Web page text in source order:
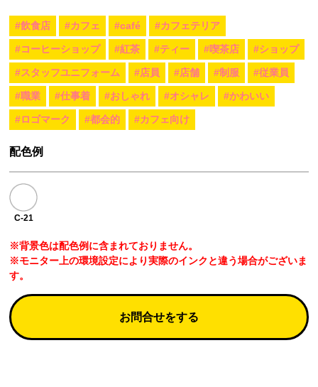
#飲食店 #カフェ #café #カフェテリア
#コーヒーショップ #紅茶 #ティー #喫茶店 #ショップ
#スタッフユニフォーム #店員 #店舗 #制服 #従業員
#職業 #仕事着 #おしゃれ #オシャレ #かわいい
#ロゴマーク #都会的 #カフェ向け
配色例
C-21
※背景色は配色例に含まれておりません。
※モニター上の環境設定により実際のインクと違う場合がございま
す。
お問合せをする